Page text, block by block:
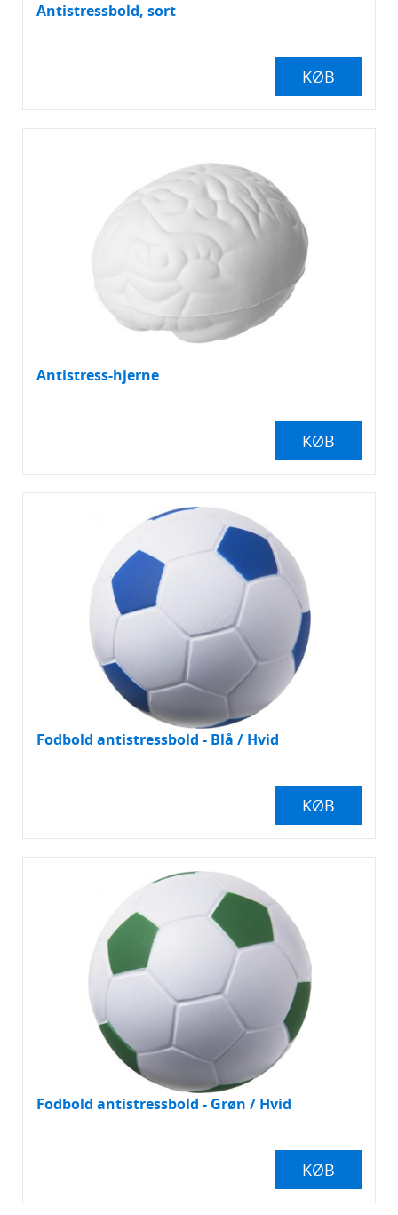
Antistressbold, sort
KØB
Antistress-hjerne
KØB
Fodbold antistressbold - Blå / Hvid
KØB
Fodbold antistressbold - Grøn / Hvid
KØB